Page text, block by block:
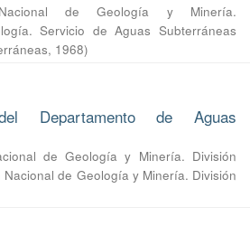
de Geología y Minería.
Servicio de Aguas Subterráneas
, 1968)
Departamento de Aguas
de Geología y Minería. División
Nacional de Geología y Minería. División